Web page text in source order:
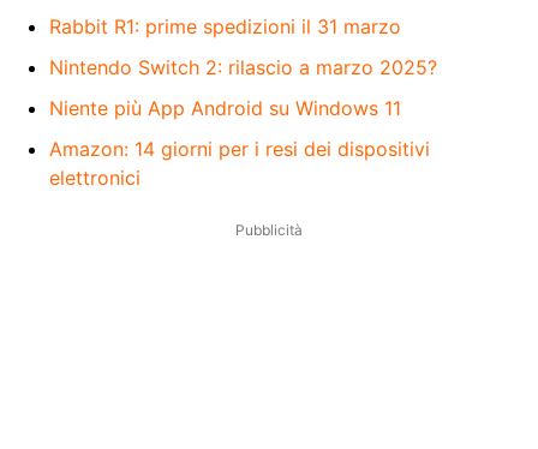
Rabbit R1: prime spedizioni il 31 marzo
Nintendo Switch 2: rilascio a marzo 2025?
Niente più App Android su Windows 11
Amazon: 14 giorni per i resi dei dispositivi
elettronici
Pubblicità